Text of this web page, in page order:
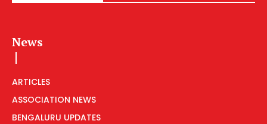
News
ARTICLES
ASSOCIATION NEWS
BENGALURU UPDATES